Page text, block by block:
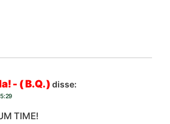
- ( B.Q. ) disse:
TIME!